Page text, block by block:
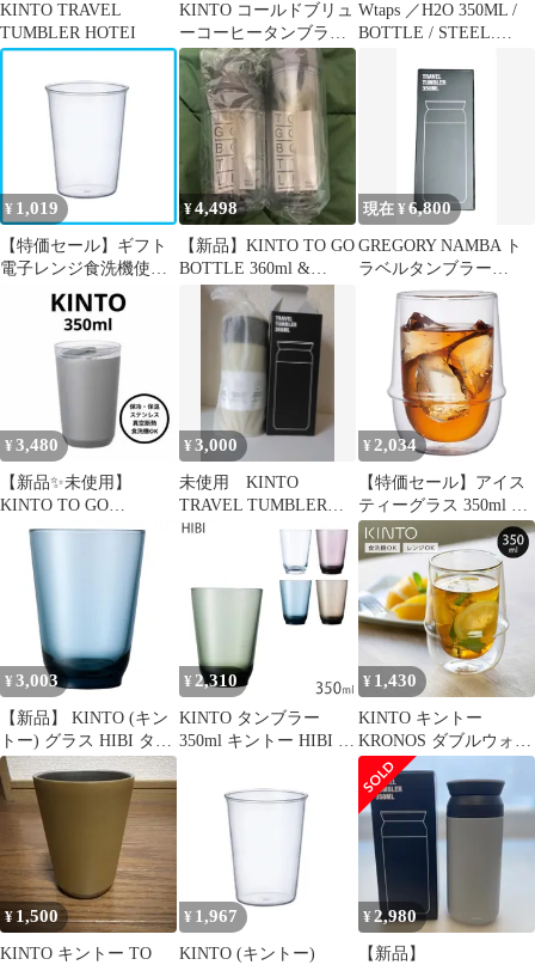
KINTO TRAVEL
TUMBLER HOTEI
KINTO コールドブリュ
ーコーヒータンブラー
ターコイズ 2個セット
Wtaps ／H2O 350ML /
BOTTLE / STEEL.
¥ 1,019
【特価セール】ギフト
電子レンジ食洗機使用
可 耐熱ガラス 350ml プ
レゼント アイスティー
グラス CAST 8431 キン
トー KINTO
¥4,498
【新品】KINTO TO GO
BOTTLE 360ml &
480ml セット
現在 ¥ 6,800
GREGORY NAMBA ト
ラベルタンブラー
350ml
¥ 3,480
【新品✨未使用】
KINTO TO GO
TUMBLER 360ml silver
¥3,000
未使用 KINTO
TRAVEL TUMBLER
350ml サンドベージュ
¥ 2,034
【特価セール】アイス
ティーグラス 350ml ダ
ブルウォール 耐熱ガラ
ス KRONOS 電子レン
ジ・食洗機対応 ギフト
(キントー) プレゼント
KINTO 23106
¥ 3,003
【新品】 KINTO (キン
トー) グラス HIBI タン
ブラー 350ml ブルー 1
¥ 2,310
KINTO タンブラー
350ml キントー HIBI コ
プ 全5色 食器 洋食器
ガラス製 食洗機対応 ガ
ラス食器 カフェ風 ソー
ダガラス かわいい おし
ゃれ シンプル
¥ 1,430
KINTO キントー
KRONOS ダブルウォー
ル アイスティーグラス
350ml （ アイスティー
グラス 二重構造 保温
ガラス 食洗機対応 電子
レンジ対応 コップ グラ
ス 保冷 食器 カップ ダ
ブルウォールグラス デ
ザートカップ マグ )
¥ 1,500
KINTO キントー TO
¥ 1,967
KINTO (キントー)
¥2,980
【新品】